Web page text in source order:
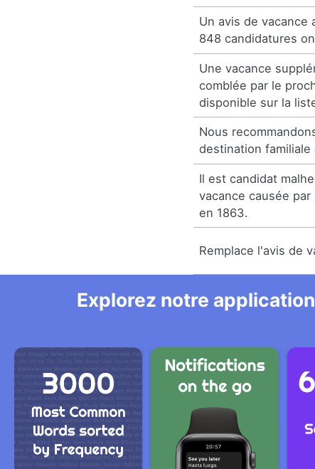
Un avis de vacance
848 candidatures
Une vacance
comblée par le
disponible sur la
Nous
destination
Il est candidat
vacance causée
en 1863.
Remplace l'avis de
Explorez notre